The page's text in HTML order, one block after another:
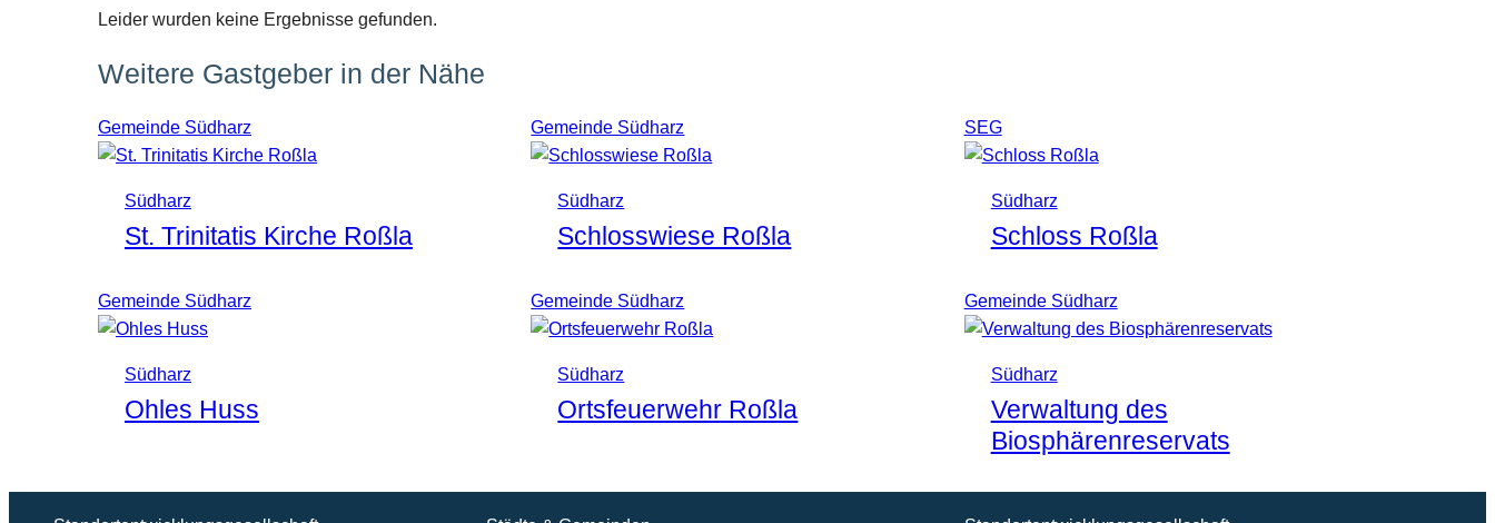
Leider wurden keine Ergebnisse gefunden.
Weitere Gastgeber in der Nähe
Gemeinde Südharz
Südharz
St. Trinitatis Kirche Roßla
Gemeinde Südharz
Südharz
Schlosswiese Roßla
SEG
Südharz
Schloss Roßla
Gemeinde Südharz
Südharz
Ohles Huss
Gemeinde Südharz
Südharz
Ortsfeuerwehr Roßla
Gemeinde Südharz
Südharz
Verwaltung des
Biosphärenreservats